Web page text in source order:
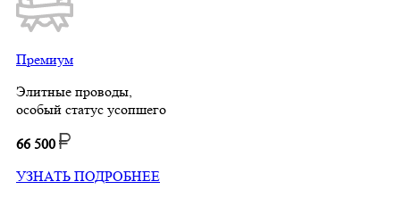
Премиум
Элитные проводы,
особый статус усопшего
66 500
УЗНАТЬ ПОДРОБНЕЕ